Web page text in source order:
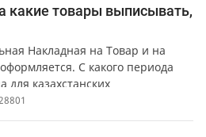
какие товары выписывать,
Накладная на Товар и на
С какого периода
для казахстанских
Какая ответственность